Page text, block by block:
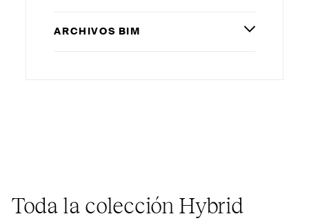
ARCHIVOS BIM
Toda la colección Hybrid